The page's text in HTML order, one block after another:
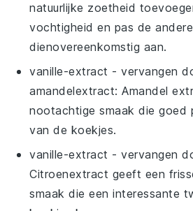
natuurlijke zoetheid
vochtigheid en pas de
dienovereenkomstig aan.
vanille-extract - vervangen
amandelextract: Amandel
nootachtige smaak die goed
van de koekjes.
vanille-extract - vervangen
Citroenextract geeft een
smaak die een interessante